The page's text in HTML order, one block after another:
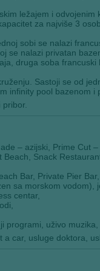
ležajem i odvojenim
za najviše 3
sobi se nalazi
se nalazi privatan
druga soba francuski
Sastoji se od
infinity pool bazenom i
– azijski, Prime Cut
Snack
Bar, Private Pier Bar,
sa morskom vodom),
centar,
uživo muzika,
car, usluge doktora,